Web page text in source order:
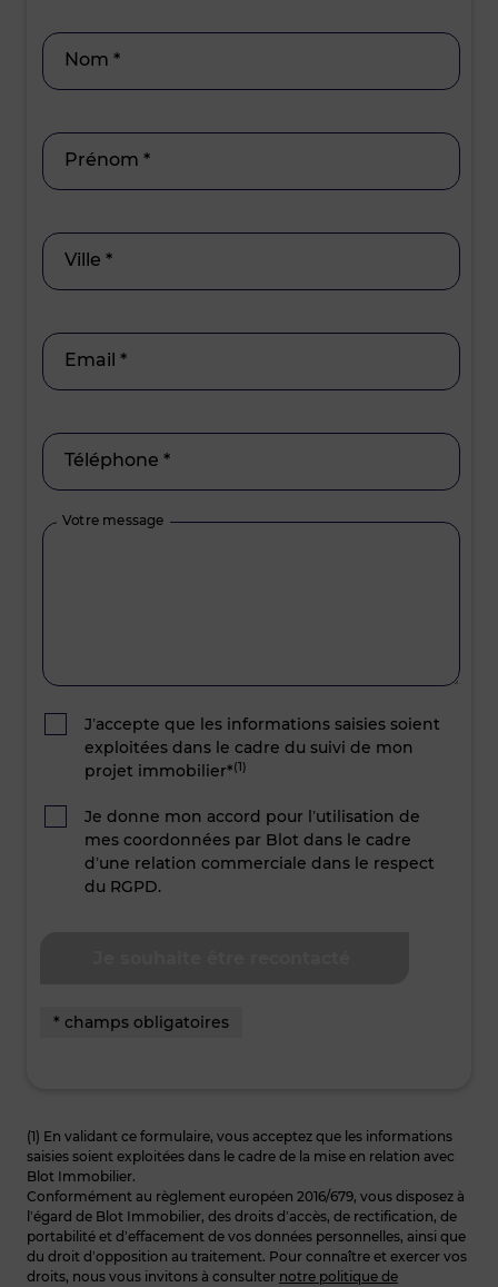
Nom *
Prénom *
Ville *
Email *
Téléphone *
Votre message
J’accepte que les informations saisies soient
exploitées dans le cadre du suivi de mon
projet immobilier*(1)
Je donne mon accord pour l’utilisation de
mes coordonnées par Blot dans le cadre
d’une relation commerciale dans le respect
du RGPD.
* champs obligatoires
(1) En validant ce formulaire, vous acceptez que les informations
saisies soient exploitées dans le cadre de la mise en relation avec
Blot Immobilier.
Conformément au règlement européen 2016/679, vous disposez à
l’égard de Blot Immobilier, des droits d’accès, de rectification, de
portabilité et d’effacement de vos données personnelles, ainsi que
du droit d’opposition au traitement. Pour connaître et exercer vos
droits, nous vous invitons à consulter notre politique de